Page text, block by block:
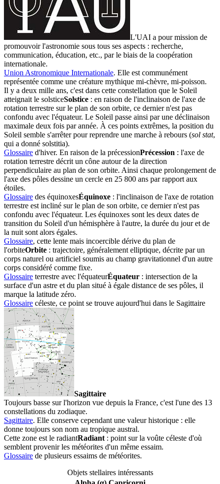
L'UAI a pour mission de
promouvoir l'astronomie sous tous ses aspects : recherche,
communication, éducation, etc., par le biais de la coopération
internationale.
Union Astronomique Internationale. Elle est communément
représentée comme une créature mythique mi-chèvre, mi-poisson.
Il y a deux mille ans, c'est dans cette constellation que le Soleil
atteignait le solsticeSolstice : en raison de l'inclinaison de l'axe de
rotation terrestre sur le plan de son orbite, ce dernier n'est pas
confondu avec l'équateur. Le Soleil passe ainsi par une déclinaison
maximale deux fois par année. À ces points extrêmes, la position du
Soleil semble s'arrêter pour reprendre une marche à rebours (sol stat,
qui a donné solstitia).
Glossaire d'hiver. En raison de la précessionPrécession : l'axe de
rotation terrestre décrit un cône autour de la direction
perpendiculaire au plan de son orbite. Ainsi chaque prolongement de
l'axe des pôles dessine un cercle en 25 800 ans par rapport aux
étoiles.
Glossaire des équinoxesÉquinoxe : l'inclinaison de l'axe de rotation
terrestre est incliné sur le plan de son orbite, ce dernier n'est pas
confondu avec l'équateur. Les équinoxes sont les deux dates de
transition du Soleil d'un hémisphère à l'autre, la durée du jour et de
la nuit sont alors égales.
Glossaire, cette lente mais incoercible dérive du plan de
l'orbiteOrbite : trajectoire, généralement elliptique, décrite par un
corps naturel ou artificiel soumis au champ gravitationnel d'un autre
corps considéré comme fixe.
Glossaire terrestre avec l'équateurÉquateur : intersection de la
surface d'un astre et du plan situé à égale distance de ses pôles, il
marque la latitude zéro.
Glossaire céleste, ce point se trouve aujourd'hui dans le Sagittaire
Sagittaire
Toujours basse sur l'horizon vue depuis la France, c'est l'une des 13
constellations du zodiaque.
Sagittaire. Elle conserve cependant une valeur historique : elle
donne toujours son nom au tropique austral.
Cette zone est le radiantRadiant : point sur la voûte céleste d'où
semblent provenir les météorites d'un même essaim.
Glossaire de plusieurs essaims de météorites.
Objets stellaires intéressants